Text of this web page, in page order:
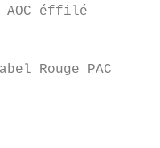
AOC éffilé
Rouge PAC